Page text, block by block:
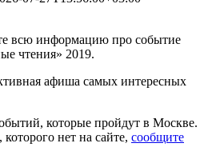
всю информацию про событие
чтения» 2019.
афиша самых интересных
которые пройдут в Москве.
нет на сайте, сообщите